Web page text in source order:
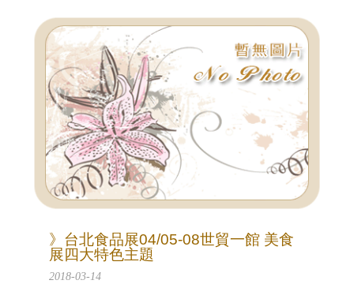
》台北食品展04/05-08世貿一館 美食
展四大特色主題
2018-03-14